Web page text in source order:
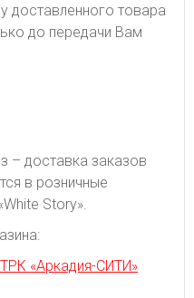
доставленного товара
до передачи Вам
– доставка заказов
в розничные
Story».
«Аркадия-СИТИ»